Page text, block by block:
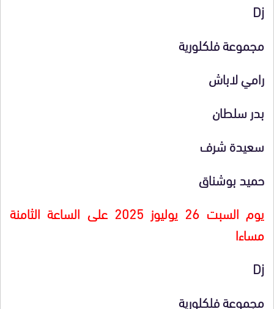
Dj
مجموعة فلكلورية
رامي لاباش
بدر سلطان
سعيدة شرف
حميد بوشناق
يوم السبت 26 يوليوز 2025 على الساعة الثامنة
مساءا
Dj
مجموعة فلكلورية